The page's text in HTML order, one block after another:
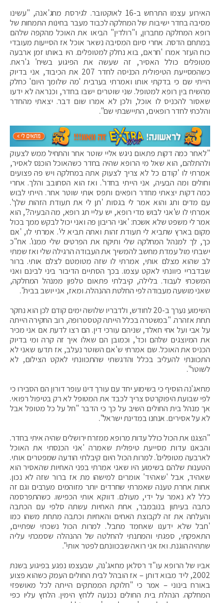
האירוע עצמו התרחש ב-16 לאוקטובר. לגירסת מחג'אנה, "עשינו
מסיבה בחדר ישיבות של המחלקה לכבוד מעבר בחינות התמחות של
רופא המחלקה מחברון, ו"רולדין" הביאו את האוכל מהקפה שלהם
במתחם הדסה. אחרי סיום המסיבה נשאר אוכל אז הסייעות מעובדי
כוח העזר אמרו 'חראם, בוא נחלק למטופלים. היו באותו זמן ארבעה
מטופלים כולל האסיר, זה שעשה את הפיגוע בשיח' ג'ראח.
כשהמסייעת הטיפולית הכניסה לחדר 207 את הכיבוד, אני בדיוק
הייתי שם כי בדקתי אותו ואמרתי בערבית 'מה שלומך היום' כחלק
מהשיח בין רופא למטופל. שני שוטרים ישבו בחדר, וכנראה לא ידעו
שאסור להכניס לו אוכל, ולכן לא אמרו שום דבר. יצאתי מהחדר
והלכתי לחדר רופאים, התיישבתי שם".
"לאחר כמה דקות פתאום ניגש אליי שוטר אחר והתחיל ממש לצעוק
ולהתלהם, הוא שאל מי הרופא שהיה בחדר כשהאוכל הוכנס לאסיר,
אמרתי לו 'קודם כל לא צריך לצעוק אתה במחלקה ויש פה פצועים
וחולים ומה הבעיה, אני הייתי בחדר'. ואז הוא הסתובב והלך. אחרי
כמה דקות יצאתי מחדר רופאים ותפס אותי שוטר אחר. הייתי לבוש
עם מדים ותג והוא אמר לי בגסות 'תן לי את תעודת הזהות שלך'.
אמרתי לו ש'אני לבוש מדי רופא, יש עליי תג רופא, מה הבעיה?', הוא
אמר לי משפט שלא אשכח: 'אני הריבון פה ואני יכול לבקש ממך בכול
מקום בארץ שתביא לי תעודת זהות ואתה תביא לי'. אמרתי לו, 'אם
כך, לך למנהל המחלקה שלי ותיקח את הפרטים שלי ממנו'. אח"כ
ישבתי מול עמדת מחשב להמשיך את העבודה הרגילה שלי ואז שמתי
לב שהוא מצלם אותי, אמרתי לו שזה מטומטם לצלם אותי. ברור
שבדבריי כיוונתי לאקט עצמו. בכך הסתיים הדיבור ביני לבינם ואני
המשכתי לעבוד. בלילה, קיבלתי פתאום טלפון ממנהל המחלקה,
שאני מושעה מעבודה לפי החלטת ההנהלה. ומאז, אני יושב בבית".
השימוע נערך ב-20 לחודש, ולדבריו שלושה ימים קודם לכן הוא נחקר
תחת אזהרה. "במשטרה בכלל הייתה קטסטרופה, רוב החקירה הייתה
על אבי ועל אחי חאלד, שניהם עורכי דין. הם רצו לדעת אם אני מכיר
את המיוצגים שלהם וכד', וכמובן הם שאלו איך זה קרה ומי בדיוק
הכניס את האוכל. שם אמרתי ש'אם השוטר נעלב, אז תדעו שאני לא
התכוונתי להעליב בכלל והדגשתי שהתכוונתי לאקט הצילום, לא
לשוטר".
מחאג'נה הוסיף כי בשימוע יחד עם עורך דינו עופר דורון הם הסבירו כי
לפי שבועת היפוקרטס צריך לכבד את המטופל לא רק בטיפול רפואי.
אך מנהל בית החולים השיב על כך כי הדבר "חל על כל מטופל אבל
לא על אסירים. אנחנו במדינת ישראל".
"הצגנו את הכול כולל עדות מרופא ממזרח ירושלים שהיה איתי בחדר.
והבאנו עדות מסייעת טיפולית שאמרה 'אני הכנסתי את האוכל
לארבעה מטופלים'. למרות הכול היום קיבלתי הודעה שמפטרים אותי.
הטענות שלהם בשימוע היו שאני אמרתי בפני האחיות שהאסיר הוא
שאהיד, אבל 'שאהיד' אומרים למישהו מת אז ברור שזה לא נכון.
אחות אחרת טענה שאמרתי שחרדים יותר מזוהמים מערבים וגם זה
כלל לא נאמר על ידי, מעולם. דווקא אותי הכפישו. כשהתפרסמה
כתבה בעיתון בנובמבר, אחת האחיות עשתה סלפי עם הכתבה
והעלתה את זה לקבוצת האחים והאחיות וכתבה מתחת משהו כמו
'חבל שלא ידענו שאחמד מחבל'. למרות הכול נשכתי שפתיים,
התאפקתי, ספגתי והמתנתי להחלטה של ההנהלה שסמכתי עליה
שתהיה הוגנת. ואז אני רואה שבכוונתם לפטר אותי".
אביו של הרופא עו"ד רסלאן מחאג'נה, שבעצמו נפגע בפיגוע בשנת
2002, ליד מבוא דותן – אז הובהל לבית החולים העמק כשהוא פצוע
באורח בינוני – אמר כי "חלוקת הממתקים הייתה לכל מאושפזי
המחלקה. הנהלת בית החולים נכנעה ללחץ הימין. הלחץ עליו כפי